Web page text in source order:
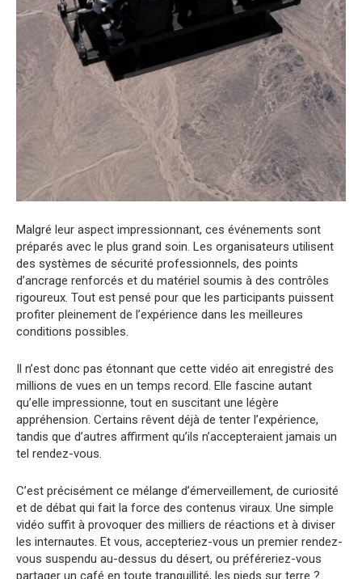
Malgré leur aspect impressionnant, ces événements sont
préparés avec le plus grand soin. Les organisateurs utilisent
des systèmes de sécurité professionnels, des points
d’ancrage renforcés et du matériel soumis à des contrôles
rigoureux. Tout est pensé pour que les participants puissent
profiter pleinement de l’expérience dans les meilleures
conditions possibles.
Il n’est donc pas étonnant que cette vidéo ait enregistré des
millions de vues en un temps record. Elle fascine autant
qu’elle impressionne, tout en suscitant une légère
appréhension. Certains rêvent déjà de tenter l’expérience,
tandis que d’autres affirment qu’ils n’accepteraient jamais un
tel rendez-vous.
C’est précisément ce mélange d’émerveillement, de curiosité
et de débat qui fait la force des contenus viraux. Une simple
vidéo suffit à provoquer des milliers de réactions et à diviser
les internautes. Et vous, accepteriez-vous un premier rendez-
vous suspendu au-dessus du désert, ou préféreriez-vous
partager un café en toute tranquillité, les pieds sur terre ?